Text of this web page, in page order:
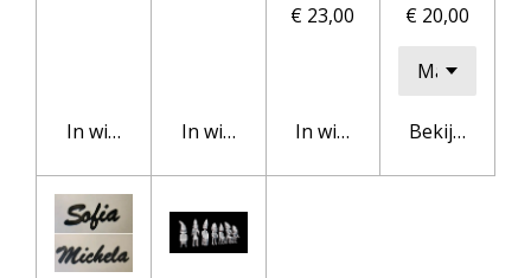
In winkelwagenIn winkelwagen
€ 23,00
In winkelwagen
€ 20,00
Bekijk details